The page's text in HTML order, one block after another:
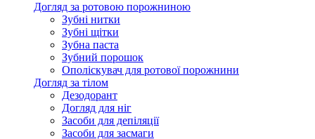
Догляд за ротовою порожниною
Зубні нитки
Зубні щітки
Зубна паста
Зубний порошок
Ополіскувач для ротової порожнини
Догляд за тілом
Дезодорант
Догляд для ніг
Засоби для депіляції
Засоби для засмаги